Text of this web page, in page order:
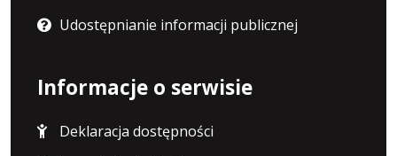
Udostępnianie informacji publicznej
Informacje o serwisie
Deklaracja dostępności